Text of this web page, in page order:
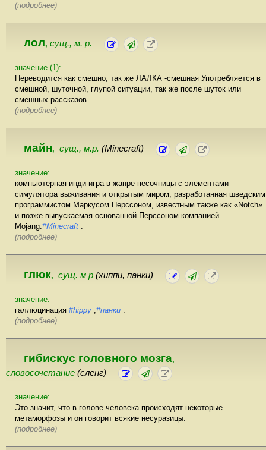
(подробнее)
лол, сущ., м. р.
значение (1):
Переводится как смешно, так же ЛАЛКА -смешная Употребляется в
смешной, шуточной, глупой ситуации, так же после шуток или
смешных рассказов.
(подробнее)
майн, сущ., м.р. (Minecraft)
значение:
компьютерная инди-игра в жанре песочницы с элементами
симулятора выживания и открытым миром, разработанная шведским
программистом Маркусом Перссоном, известным также как «Notch»
и позже выпускаемая основанной Перссоном компанией
Mojang.#Minecraft .
(подробнее)
глюк, сущ. м р (хиппи, панки)
значение:
галлюцинация #hippy ,#панки .
(подробнее)
гибискус головного мозга,
словосочетание (сленг)
значение:
Это значит, что в голове человека происходят некоторые
метаморфозы и он говорит всякие несуразицы.
(подробнее)